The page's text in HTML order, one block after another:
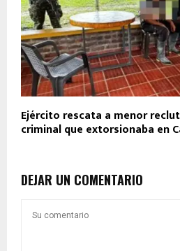
Ejército rescata a menor
criminal que extorsionaba en
DEJAR UN COMENTARIO